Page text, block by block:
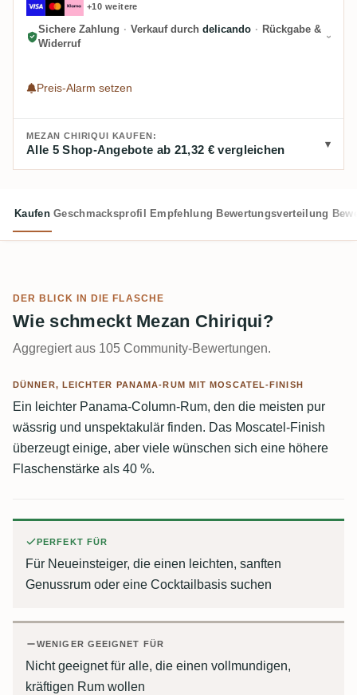
+10 weitere
Sichere Zahlung · Verkauf durch delicando · Rückgabe &
Widerruf
Preis-Alarm setzen
MEZAN CHIRIQUI KAUFEN:
Alle 5 Shop-Angebote ab 21,32 € vergleichen
Kaufen Geschmacksprofil Empfehlung Bewertungsverteilung
DER BLICK IN DIE FLASCHE
Wie schmeckt Mezan Chiriqui?
Aggregiert aus 105 Community-Bewertungen.
DÜNNER, LEICHTER PANAMA-RUM MIT MOSCATEL-FINISH
Ein leichter Panama-Column-Rum, den die meisten pur
wässrig und unspektakulär finden. Das Moscatel-Finish
überzeugt einige, aber viele wünschen sich eine höhere
Flaschenstärke als 40 %.
PERFEKT FÜR
Für Neueinsteiger, die einen leichten, sanften
Genussrum oder eine Cocktailbasis suchen
WENIGER GEEIGNET FÜR
Nicht geeignet für alle, die einen vollmundigen,
kräftigen Rum wollen